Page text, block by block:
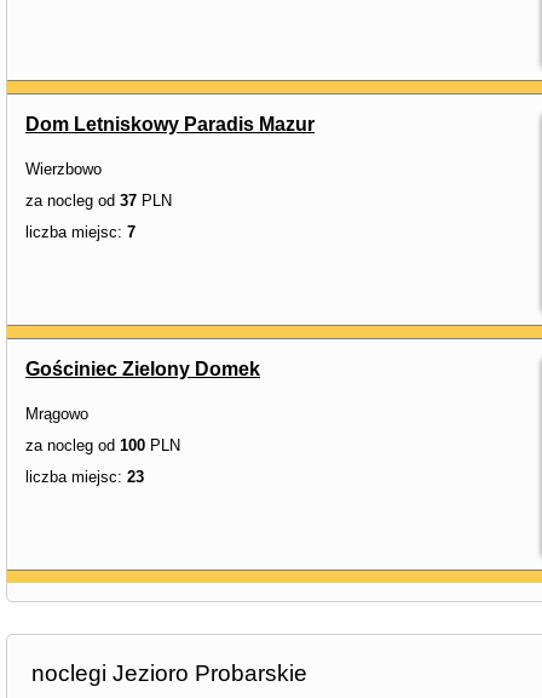
Dom Letniskowy Paradis Mazur
Wierzbowo
za nocleg od 37 PLN
liczba miejsc: 7
Gościniec Zielony Domek
Mrągowo
za nocleg od 100 PLN
liczba miejsc: 23
noclegi Jezioro Probarskie